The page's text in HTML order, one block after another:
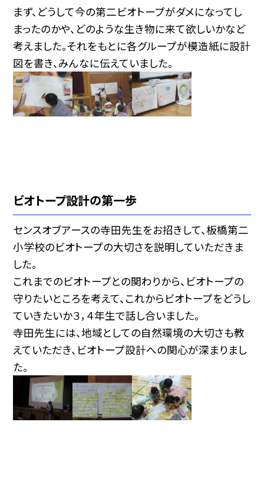
まず、どうして今の第二ビオトープがダメになってし
まったのかや、どのような生き物に来て欲しいかなど
考えました。それをもとに各グループが模造紙に設計
図を書き、みんなに伝えていました。
ビオトープ設計の第一歩
センスオブアースの寺田先生をお招きして、板橋第二
小学校のビオトープの大切さを説明していただきま
した。
これまでのビオトープとの関わりから、ビオトープの
守りたいところを考えて、これからビオトープをどうし
ていきたいか３，４年生で話し合いました。
寺田先生には、地域としての自然環境の大切さも教
えていただき、ビオトープ設計への関心が深まりまし
た。